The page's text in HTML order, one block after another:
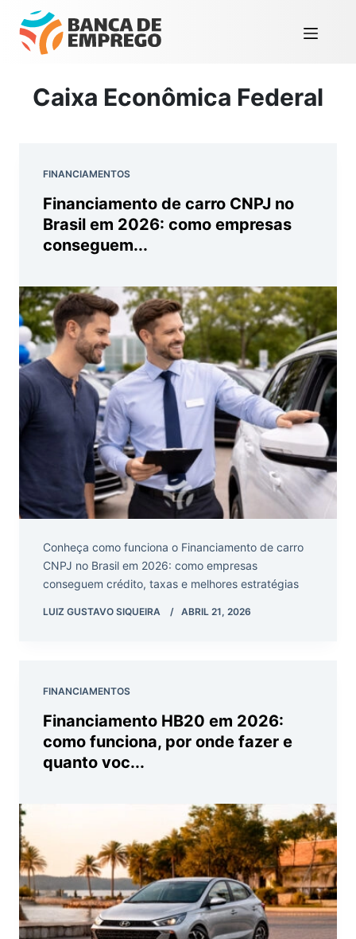
Caixa Econômica Federal
FINANCIAMENTOS
Financiamento de carro CNPJ no
Brasil em 2026: como empresas
conseguem...
Conheça como funciona o Financiamento de carro
CNPJ no Brasil em 2026: como empresas
conseguem crédito, taxas e melhores estratégias
LUIZ GUSTAVO SIQUEIRA ABRIL 21, 2026
FINANCIAMENTOS
Financiamento HB20 em 2026:
como funciona, por onde fazer e
quanto voc...